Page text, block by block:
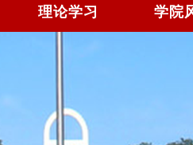
理论学习 学院